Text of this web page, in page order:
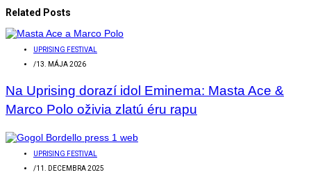
Related Posts
UPRISING FESTIVAL
/13. MÁJA 2026
Na Uprising dorazí idol Eminema: Masta Ace &
Marco Polo oživia zlatú éru rapu
UPRISING FESTIVAL
/11. DECEMBRA 2025